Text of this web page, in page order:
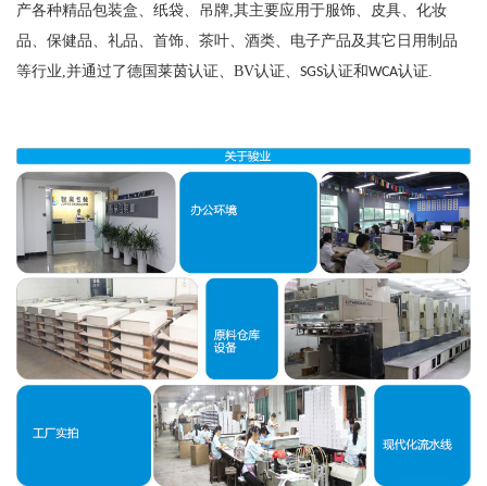
产各种精品包装盒、纸袋、吊牌 其主要应用于服饰、皮具、化妆
品、保健品、礼品、首饰、茶叶、酒类、电子产品及其它日用制品
等行业 并通过了德国莱茵认证、 BV认证、 SGS认证和WCA认证